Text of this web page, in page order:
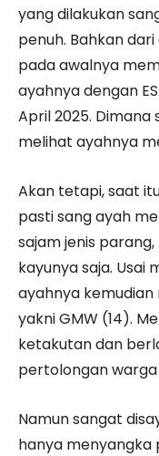
yang dilakukan
penuh. Bahkan
pada awalnya
ayahnya dengan
April 2025. Dimana
melihat ayahnya
Akan tetapi, saat
pasti sang ayah
sajam jenis
kayunya saja. Usai
ayahnya
yakni GMW (14).
ketakutan dan
pertolongan
Namun sangat
hanya menyangka